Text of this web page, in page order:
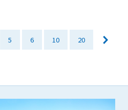
5 6 10 20
スへの広告掲載を解約する場合
す。その場合、契約期間終了月の
。